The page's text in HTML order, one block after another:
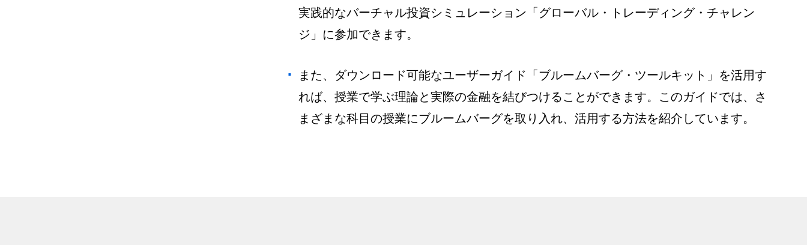
実践的なバーチャル投資シミュレーション「グローバル・トレーディング・チャレン
ジ」に参加できます。
また、ダウンロード可能なユーザーガイド「ブルームバーグ・ツールキット」を活用す
れば、授業で学ぶ理論と実際の金融を結びつけることができます。このガイドでは、さ
まざまな科目の授業にブルームバーグを取り入れ、活用する方法を紹介しています。